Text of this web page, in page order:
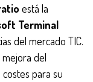
está la
Terminal
del mercado TIC.
del
para su